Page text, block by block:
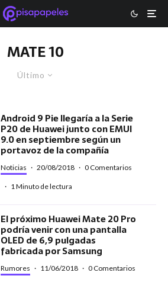
MATE 10
Último
Android 9 Pie llegaría a la Serie
P20 de Huawei junto con EMUI
9.0 en septiembre según un
portavoz de la compañía
Noticias · 20/08/2018 · 0 Comentarios
· 1 Minuto de lectura
El próximo Huawei Mate 20 Pro
podría venir con una pantalla
OLED de 6,9 pulgadas
fabricada por Samsung
Rumores · 11/06/2018 · 0 Comentarios